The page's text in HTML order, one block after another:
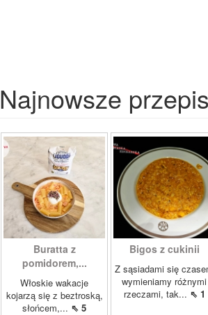
Najnowsze
Buratta z
pomidorem,...
Włoskie wakacje
kojarzą się z beztroską,
słońcem,... ⇖ 5
Bigos z cukinii
Z sąsiadami się
wymieniamy różnymi
rzeczami, tak... ⇖ 1